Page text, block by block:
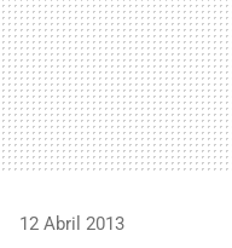
12 Abril 2013